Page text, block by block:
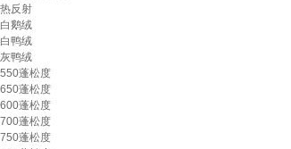
热反射
白鹅绒
白鸭绒
灰鸭绒
550蓬松度
650蓬松度
600蓬松度
700蓬松度
750蓬松度